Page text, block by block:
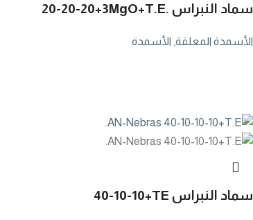
سماد النبراس 20-20-20+3MgO+T.E.
الأسمدة المعلقة الأسمدة
سماد النبراس 40-10-10+TE